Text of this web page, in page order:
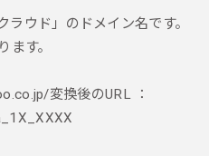
ラウド」のドメイン名です。
ます。
変換後のURL ：